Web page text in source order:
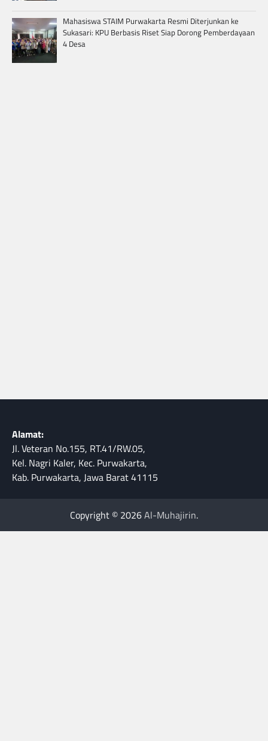
Mahasiswa STAIM Purwakarta Resmi Diterjunkan ke
Sukasari: KPU Berbasis Riset Siap Dorong Pemberdayaan
4 Desa
Alamat:
Jl. Veteran No.155, RT.41/RW.05,
Kel. Nagri Kaler, Kec. Purwakarta,
Kab. Purwakarta, Jawa Barat 41115
Copyright © 2026Al-Muhajirin.